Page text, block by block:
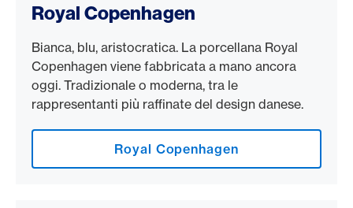
Royal Copenhagen
Bianca, blu, aristocratica. La porcellana Royal
Copenhagen viene fabbricata a mano ancora
oggi. Tradizionale o moderna, tra le
rappresentanti più raffinate del design danese.
Royal Copenhagen